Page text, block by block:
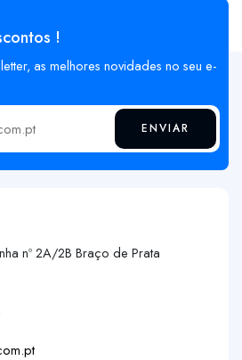
!
as melhores novidades no seu e-
ENVIAR
nº 2A/2B Braço de Prata